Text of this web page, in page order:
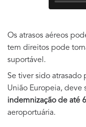
Os atrasos aéreos
tem direitos pode
suportável.
Se tiver sido atrasado
União Europeia, deve
indemnização de até
aeroportuária.